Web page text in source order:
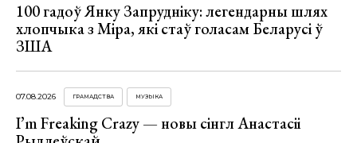
100 гадоў Янку Запрудніку: легендарны шлях
хлопчыка з Міра, які стаў голасам Беларусі ў
ЗША
07.08.2026 ГРАМАДСТВА МУЗЫКА
I’m Freaking Crazy — новы сінгл Анастасіі